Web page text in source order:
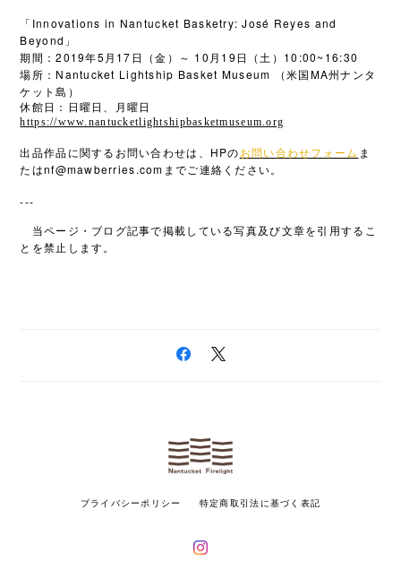
「 Innovations in Nantucket Basketry: José Reyes and
Beyond 」
期間：2019年5 月 17 日（金）～ 10 月 19 日（土） 10:00~16:30
場所： Nantucket Lightship Basket Museum （米国 MA州ナンタ
ケット島）
休館日：日曜日、月曜日
https://www.nantucketlightshipbasketmuseum.org
出品作品に関するお問い合わせは、 HPの お問い合わせフォーム ま
たはnf@mawberries.com までご連絡ください。
---
当ページ・ブログ記事で掲載している写真及び文章を引用するこ
とを禁止します。
プライバシーポリシー 特定商取引法に基づく表記